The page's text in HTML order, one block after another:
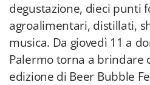
degustazione, dieci punti
agroalimentari, distillati,
musica. Da giovedì 11 a
Palermo torna a brindare
edizione di Beer Bubble